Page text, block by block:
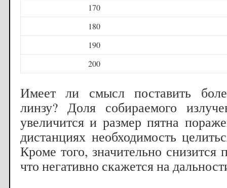
170
180
190
200
Имеет ли смысл поставить
линзу? Доля собираемого
увеличится и размер пятна
дистанциях необходимость
Кроме того, значительно снизится
что негативно скажется на